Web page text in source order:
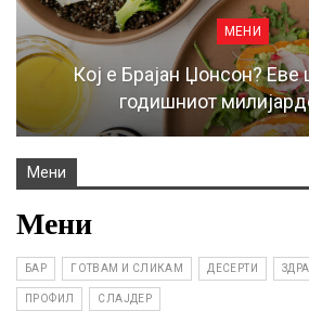
МЕНИ
Кој е Брајан Џонсон? Еве
годишниот
Мени
Мени
БАР ГОТВАМ И СЛИКАМ ДЕСЕРТИ
ПРОФИЛ СЛАЈДЕР